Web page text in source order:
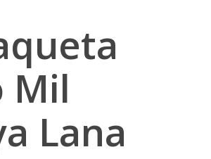
Mil
Lana